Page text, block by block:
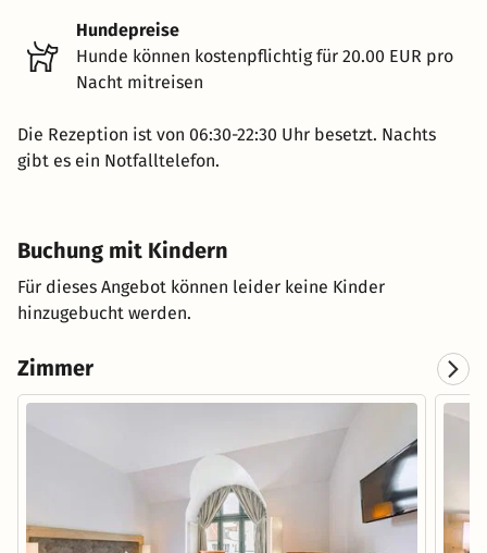
Hundepreise
Hunde können kostenpflichtig für 20.00 EUR pro
Nacht mitreisen
Die Rezeption ist von 06:30-22:30 Uhr besetzt. Nachts
gibt es ein Notfalltelefon.
Buchung mit Kindern
Für dieses Angebot können leider keine Kinder
hinzugebucht werden.
Zimmer